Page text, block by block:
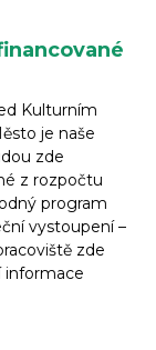
Kulturním
je naše
zde
z rozpočtu
program
vystoupení –
zde
informace